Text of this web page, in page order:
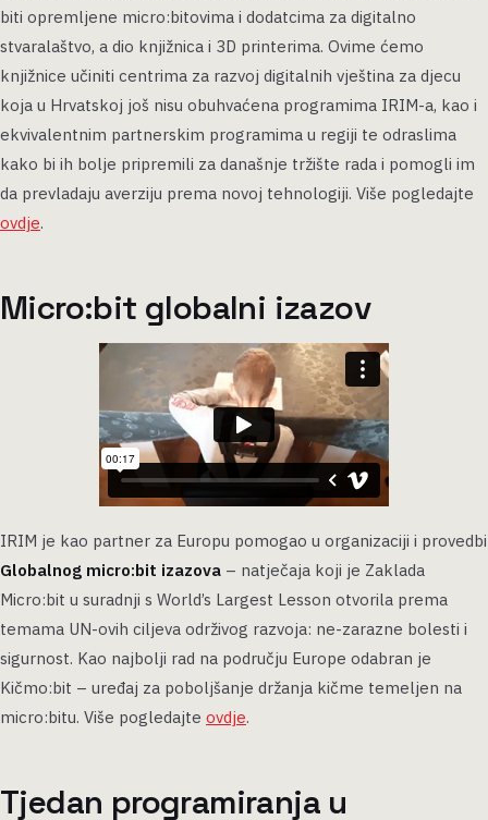
biti opremljene micro:bitovima i dodatcima za digitalno
stvaralaštvo, a dio knjižnica i 3D printerima. Ovime ćemo
knjižnice učiniti centrima za razvoj digitalnih vještina za djecu
koja u Hrvatskoj još nisu obuhvaćena programima IRIM-a, kao i
ekvivalentnim partnerskim programima u regiji te odraslima
kako bi ih bolje pripremili za današnje tržište rada i pomogli im
da prevladaju averziju prema novoj tehnologiji. Više pogledajte
ovdje.
Micro:bit globalni izazov
IRIM je kao partner za Europu pomogao u organizaciji i provedbi
Globalnog micro:bit izazova – natječaja koji je Zaklada
Micro:bit u suradnji s World’s Largest Lesson otvorila prema
temama UN-ovih ciljeva održivog razvoja: ne-zarazne bolesti i
sigurnost. Kao najbolji rad na području Europe odabran je
Kičmo:bit – uređaj za poboljšanje držanja kičme temeljen na
micro:bitu. Više pogledajte ovdje.
Tjedan programiranja u